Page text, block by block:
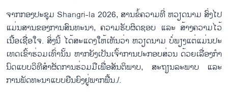
ຈາກກອງ​ປະ​ຊຸມ Shangri-la 2026, ສານຂໍ້​ຄວາມ​ທີ່ ຫວຽດ​ນາມ ສົ່ງ​ໄປ
ແມ່ນ​ສານ​ຂອງ​ການ​ສົນ​ທະ​ນາ, ຄວາມ​ຮັບ​ຜິດ​ຊ​ອບ ແລະ ສ້າງ​ຄວາມ​ໄວ້​
ເນື້ອ​ເຊື່ອ​ໃຈ. ສິ່ງ​ນີ້ ໄດ້​ສະ​ແດງ​ໃຫ້​ເຫັນ​ວ່າ ຫວຽດ​ນາມ ບໍ່​ພຽງ​ແຕ່​ແມ່ນ​ປະ​
ເທດ​ເຂົ້າ​ຮ່ວມ​ເທົ່າ​ນັ້ນ ຫາກ​ຍັງ​ເປັນ​ເຈົ້າ​ການ​ປະ​ກອບ​ສ່ວນ ດ້ວຍ​ເລື່ອງ​ກຳ​
ນົດ​ແບບ​ວິ​ທີ​ສຳ​ຜັດ​ການ​ຮ່ວມ​ມື​ເພື່ອ​ສັນ​ຕິ​ພາບ, ສະ​ຖຽນ​ລະ​ພາບ ແລະ
ການ​ພັດ​ທະ​ນາ​ແບບ​ຍືນ​ຍົງ​ຢູ່​ພາກ​ພື້ນ./.